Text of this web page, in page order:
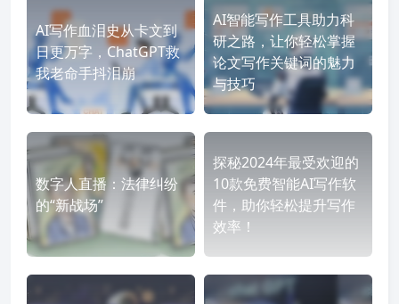
AI写作血泪史从卡文到
日更万字，ChatGPT救
我老命手抖泪崩
AI智能写作工具助力科
研之路，让你轻松掌握
论文写作关键词的魅力
与技巧
数字人直播：法律纠纷
的“新战场”
探秘2024年最受欢迎的
10款免费智能AI写作软
件，助你轻松提升写作
效率！